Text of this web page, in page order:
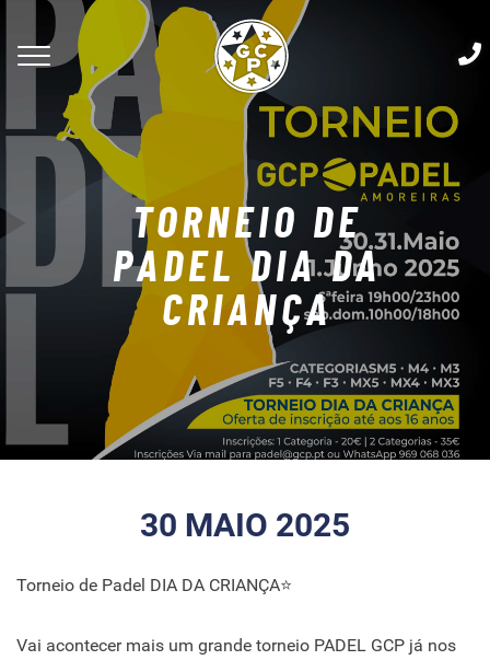
TORNEIO DE
PADEL DIA DA
CRIANÇA
30 MAIO 2025
Torneio de Padel DIA DA CRIANÇA⭐
Vai acontecer mais um grande torneio PADEL GCP já nos